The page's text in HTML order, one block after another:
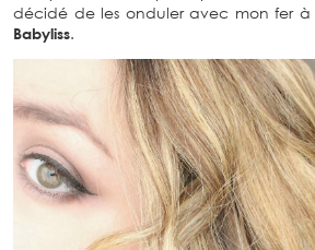
décidé de les onduler avec mon fer à
Babyliss.